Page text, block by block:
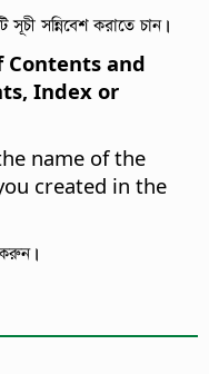
সন্নিবেশ করাতে চান।
Contents and
Index or
name of the
created in the